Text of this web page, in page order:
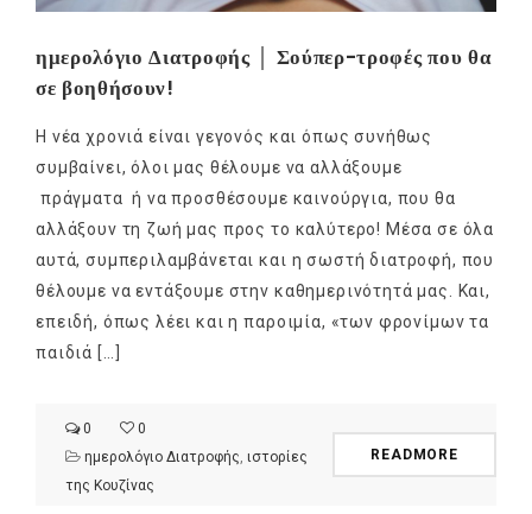
ημερολόγιο Διατροφής │ Σούπερ-τροφές που θα
σε βοηθήσουν!
Η νέα χρονιά είναι γεγονός και όπως συνήθως
συμβαίνει, όλοι μας θέλουμε να αλλάξουμε
πράγματα ή να προσθέσουμε καινούργια, που θα
αλλάξουν τη ζωή μας προς το καλύτερο! Μέσα σε όλα
αυτά, συμπεριλαμβάνεται και η σωστή διατροφή, που
θέλουμε να εντάξουμε στην καθημερινότητά μας. Και,
επειδή, όπως λέει και η παροιμία, «των φρονίμων τα
παιδιά […]
0
0
ημερολόγιο Διατροφής ιστορίες
της Κουζίνας
READMORE